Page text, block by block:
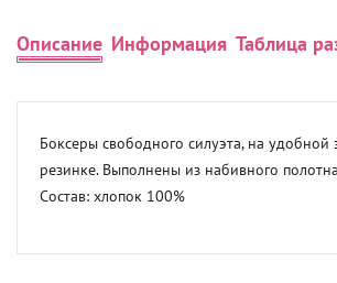
Описание Информация Таблица
Боксеры свободного силуэта, на удобной
резинке. Выполнены из набивного
Состав: хлопок 100%